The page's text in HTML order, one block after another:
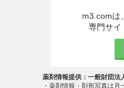
m3.comは
専門サイ
薬剤情報提供：一般財団法
・薬剤情報・剤形写真は